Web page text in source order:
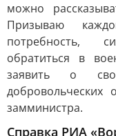
можно
Призываю
потребность,
обратиться в
заявить о
добровольческих
замминистра.
Справка РИА